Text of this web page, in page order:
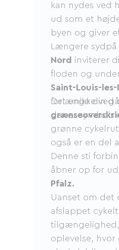
kan nydes ved
ud som et
byen og giver
Længere sydpå
Nord inviterer
floden og
Saint-Louis-
forlænge din
der er
Det unikke ved
grønne
også er en del
Denne sti
åbner op for
Pfalz.
Uanset om det
afslappet
tilgængelighed,
oplevelse,